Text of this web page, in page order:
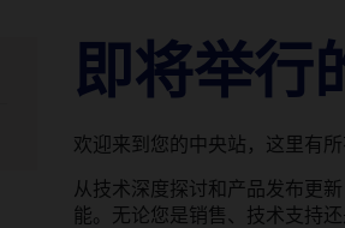
即将举行
欢迎来到您的中央站，这里有
从技术深度探讨和产品发布更
能。无论您是销售、技术支持